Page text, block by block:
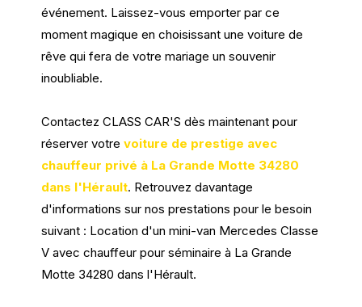
événement. Laissez-vous emporter par ce
moment magique en choisissant une voiture de
rêve qui fera de votre mariage un souvenir
inoubliable.
Contactez CLASS CAR'S dès maintenant pour
réserver votrevoiture de prestige avec
chauffeur privé à La Grande Motte 34280
dans l'Hérault. Retrouvez davantage
d'informations sur nos prestations pour le besoin
suivant : Location d'un mini-van Mercedes Classe
V avec chauffeur pour séminaire à La Grande
Motte 34280 dans l'Hérault.